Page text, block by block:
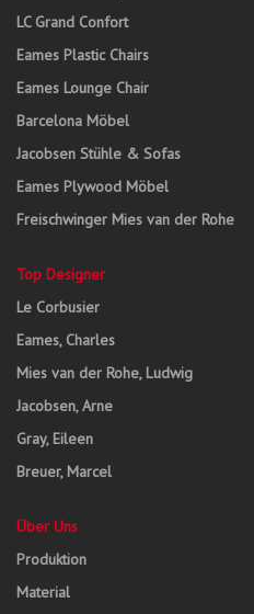
LC Grand Confort
Eames Plastic Chairs
Eames Lounge Chair
Barcelona Möbel
Jacobsen Stühle & Sofas
Eames Plywood Möbel
Freischwinger Mies van der Rohe
Top Designer
Le Corbusier
Eames, Charles
Mies van der Rohe, Ludwig
Jacobsen, Arne
Gray, Eileen
Breuer, Marcel
Über Uns
Produktion
Material